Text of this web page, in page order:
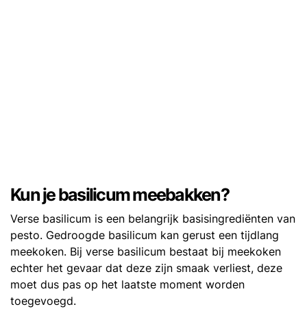
Kun je basilicum meebakken?
Verse basilicum is een belangrijk basisingrediënten van
pesto. Gedroogde basilicum kan gerust een tijdlang
meekoken. Bij verse basilicum bestaat bij meekoken
echter het gevaar dat deze zijn smaak verliest, deze
moet dus pas op het laatste moment worden
toegevoegd.